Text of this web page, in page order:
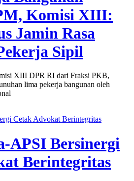
Komisi XIII:
Jamin Rasa
Sipil
XIII DPR RI dari Fraksi PKB,
lima pekerja bangunan oleh
Cetak Advokat Berintegritas
APSI Bersinergi
Berintegritas